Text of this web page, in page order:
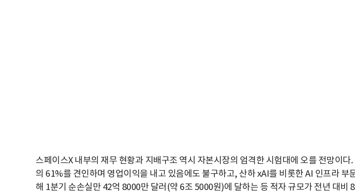
스페이스X 내부의 재무 현황과 지배구조 역시 자본시장의 엄격한 시험대에 오를 전망이다
의 61%를 견인하며 영업이익을 내고 있음에도 불구하고, 산하 xAI를 비롯한 AI 인프라 부
해 1분기 순손실만 42억 8000만 달러(약 6조 5000원)에 달하는 등 적자 규모가 전년 대비